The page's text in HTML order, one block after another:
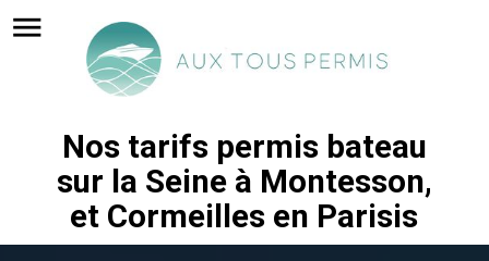
menu
Nos tarifs permis bateau
sur la Seine à Montesson,
et Cormeilles en Parisis